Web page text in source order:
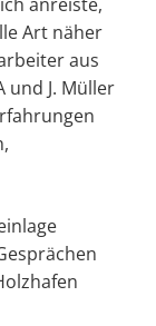
Art näher
aus
und J. Müller